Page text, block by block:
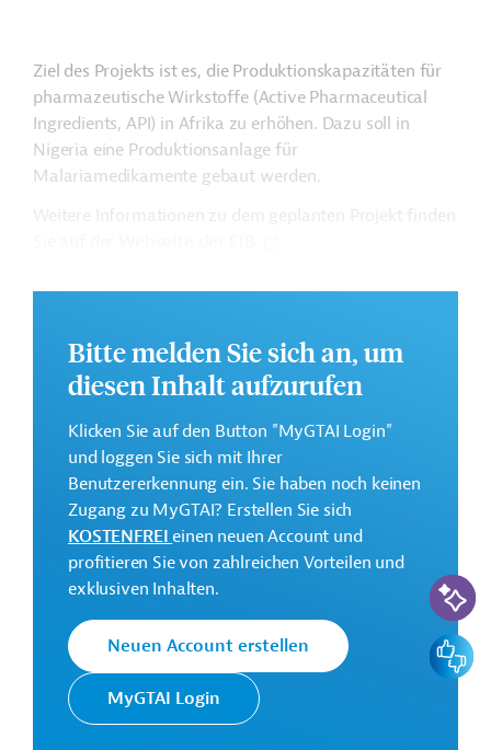
Ziel des Projekts ist es, die Produktionskapazitäten für
pharmazeutische Wirkstoffe (Active Pharmaceutical
Ingredients, API) in Afrika zu erhöhen. Dazu soll in
Nigeria eine Produktionsanlage für
Malariamedikamente gebaut werden.
Weitere Informationen zu dem geplanten Projekt finden
Geberbeitrag:
12 Millionen Euro (voraussichtlich; Darlehen)
Kontaktadressen
Europäische
(EIB)
Die EIB vertritt die
wirtschaftlichen Interessen der EU
durch Kreditvergabe an alle
die Entwicklungs- und
Kooperationspolitik der EU mit
Investitionen in Drittstaaten.
Bitte melden Sie sich an, um
diesen Inhalt aufzurufen
Klicken Sie auf den Button "MyGTAI Login"
und loggen Sie sich mit Ihrer
Benutzererkennung ein. Sie haben noch keinen
Zugang zu MyGTAI? Erstellen Sie sich
KOSTENFREIeinen neuen Account und
profitieren Sie von zahlreichen Vorteilen und
exklusiven Inhalten.
Neuen Account erstellen
MyGTAI Login
KI-